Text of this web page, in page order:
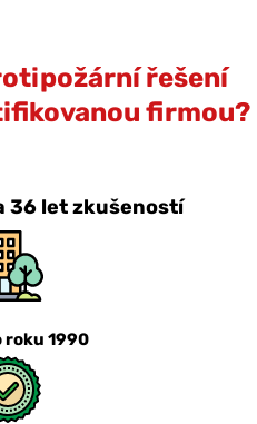
řešení
firmou?
36 let zkušeností
roku 1990